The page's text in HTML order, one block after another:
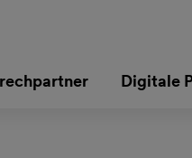
Digitale